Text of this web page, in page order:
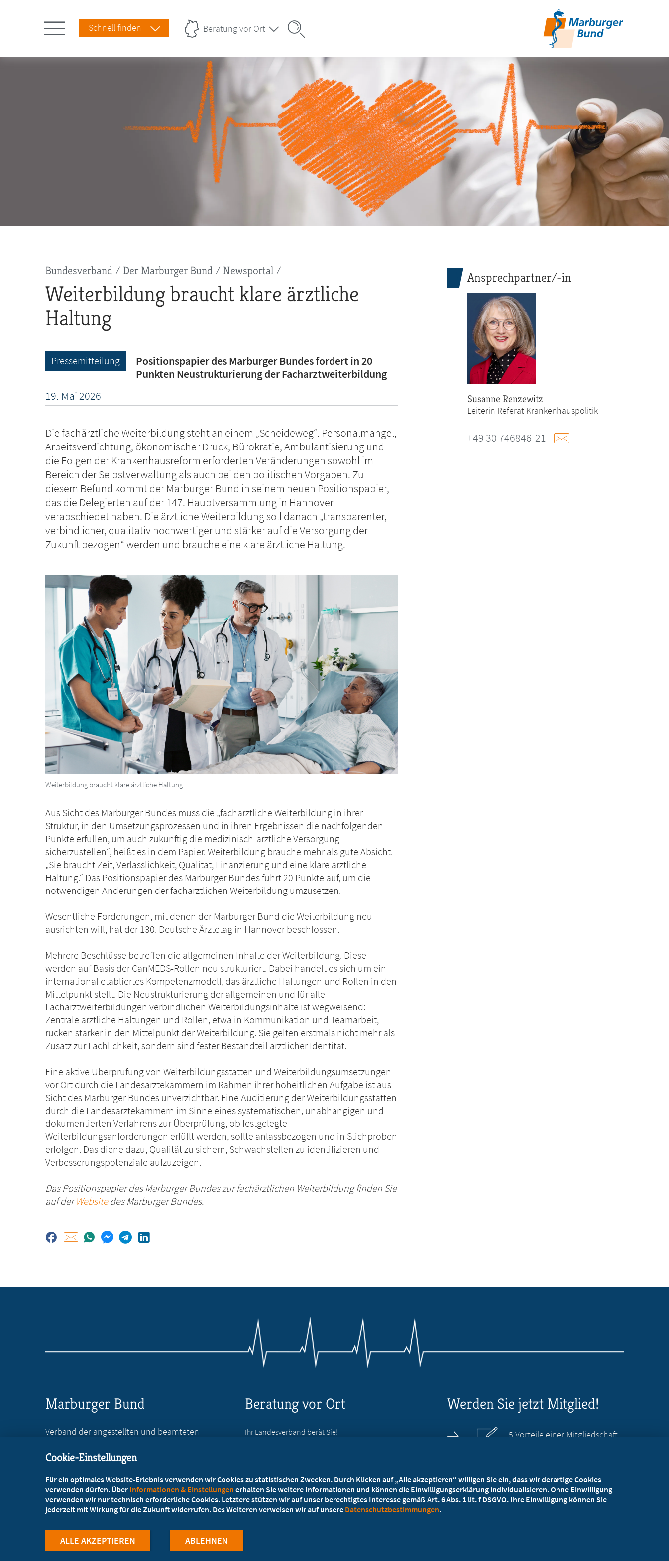
Schnell finden Beratung vor Ort
Pfadnavigation
Bundesverband Der Marburger Bund Newsportal
Weiterbildung braucht klare ärztliche
Haltung
Pressemitteilung
Positionspapier des Marburger Bundes fordert in 20
Punkten Neustrukturierung der Facharztweiterbildung
19. Mai2026
Die fachärztliche Weiterbildung steht an einem „Scheideweg“. Personalmangel,
Arbeitsverdichtung, ökonomischer Druck, Bürokratie, Ambulantisierung und
die Folgen der Krankenhausreform erforderten Veränderungen sowohl im
Bereich der Selbstverwaltung als auch bei den politischen Vorgaben. Zu
diesem Befund kommt der Marburger Bund in seinem neuen Positionspapier,
das die Delegierten auf der 147. Hauptversammlung in Hannover
verabschiedet haben. Die ärztliche Weiterbildung soll danach „transparenter,
verbindlicher, qualitativ hochwertiger und stärker auf die Versorgung der
Zukunft bezogen“ werden und brauche eine klare ärztliche Haltung.
Weiterbildung braucht klare ärztliche Haltung
Aus Sicht des Marburger Bundes muss die „fachärztliche Weiterbildung in ihrer
Struktur, in den Umsetzungsprozessen und in ihren Ergebnissen die nachfolgenden
Punkte erfüllen, um auch zukünftig die medizinisch-ärztliche Versorgung
sicherzustellen“, heißt es in dem Papier. Weiterbildung brauche mehr als gute Absicht.
„Sie braucht Zeit, Verlässlichkeit, Qualität, Finanzierung und eine klare ärztliche
Haltung.“ Das Positionspapier des Marburger Bundes führt 20 Punkte auf, um die
notwendigen Änderungen der fachärztlichen Weiterbildung umzusetzen.
Wesentliche Forderungen, mit denen der Marburger Bund die Weiterbildung neu
ausrichten will, hat der 130. Deutsche Ärztetag in Hannover beschlossen.
Mehrere Beschlüsse betreffen die allgemeinen Inhalte der Weiterbildung. Diese
werden auf Basis der CanMEDS-Rollen neu strukturiert. Dabei handelt es sich um ein
international etabliertes Kompetenzmodell, das ärztliche Haltungen und Rollen in den
Mittelpunkt stellt. Die Neustrukturierung der allgemeinen und für alle
Facharztweiterbildungen verbindlichen Weiterbildungsinhalte ist wegweisend:
Zentrale ärztliche Haltungen und Rollen, etwa in Kommunikation und Teamarbeit,
rücken stärker in den Mittelpunkt der Weiterbildung. Sie gelten erstmals nicht mehr als
Zusatz zur Fachlichkeit, sondern sind fester Bestandteil ärztlicher Identität.
Eine aktive Überprüfung von Weiterbildungsstätten und Weiterbildungsumsetzungen
vor Ort durch die Landesärztekammern im Rahmen ihrer hoheitlichen Aufgabe ist aus
Sicht des Marburger Bundes unverzichtbar. Eine Auditierung der Weiterbildungsstätten
durch die Landesärztekammern im Sinne eines systematischen, unabhängigen und
dokumentierten Verfahrens zur Überprüfung, ob festgelegte
Weiterbildungsanforderungen erfüllt werden, sollte anlassbezogen und in Stichproben
erfolgen. Das diene dazu, Qualität zu sichern, Schwachstellen zu identifizieren und
Verbesserungspotenziale aufzuzeigen.
Das Positionspapier des Marburger Bundes zur fachärztlichen Weiterbildung finden Sie
auf derWebsitedes Marburger Bundes.
Ansprechpartner/-in
Susanne Renzewitz
Leiterin Referat Krankenhauspolitik
+49 30 746846-21
Marburger Bund
Verband der angestellten und beamteten
Reinhardtstr. 36
+49 30 746846-0
+49 30 746846-45
info@marburger-bund.de
Beratung vor Ort
Ihr Landesverband berät Sie!
Werden Sie jetzt Mitglied!
5 Vorteile einer Mitgliedschaft
Kostenlos für Studierende
Cookie-Einstellungen
Für ein optimales Website-Erlebnis verwenden wir Cookies zu statistischen Zwecken. Durch Klicken auf „Alle akzeptieren“ willigen Sie ein, dass wir derartige Cookies
verwenden dürfen. Über Informationen & Einstellungen erhalten Sie weitere Informationen und können die Einwilligungserklärung individualisieren. Ohne Einwilligung
verwenden wir nur technisch erforderliche Cookies. Letztere stützen wir auf unser berechtigtes Interesse gemäß Art. 6 Abs. 1 lit. f DSGVO. Ihre Einwilligung können Sie
jederzeit mit Wirkung für die Zukunft widerrufen. Des Weiteren verweisen wir auf unsere Datenschutzbestimmungen.
ABLEHNEN
ALLE AKZEPTIEREN